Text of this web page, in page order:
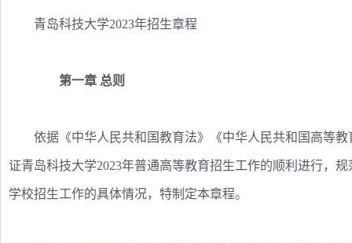
青岛科技大学2023年招生章程
第一章 总则
依据《中华人民共和国教育法》《中华人民共和国高等教
证青岛科技大学2023年普通高等教育招生工作的顺利进行，
学校招生工作的具体情况，特制定本章程。